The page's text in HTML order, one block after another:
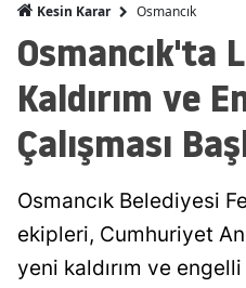
Kesin Karar Osmancık
Osmancık'ta
Kaldırım ve
Çalışması
Osmancık Belediyesi
ekipleri, Cumhuriyet
yeni kaldırım ve